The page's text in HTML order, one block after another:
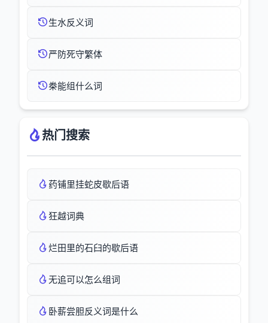
生水反义词
严防死守繁体
桊能组什么词
热门搜索
药铺里挂蛇皮歇后语
狂越词典
烂田里的石臼的歇后语
无追可以怎么组词
卧薪尝胆反义词是什么